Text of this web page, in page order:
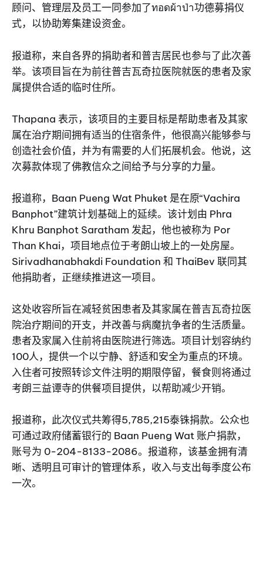
顾问、管理层及员工一同参加了ทอดผ้าป่า功德募捐仪
式，以协助筹集建设资金。
报道称，来自各界的捐助者和普吉居民也参与了此次善
举。该项目旨在为前往普吉瓦奇拉医院就医的患者及家
属提供合适的临时住所。
Thapana 表示，该项目的主要目标是帮助患者及其家
属在治疗期间拥有适当的住宿条件，他很高兴能够参与
创造社会价值，并为有需要的人们拓展机会。他说，这
次募款体现了佛教信众之间给予与分享的力量。
报道称，Baan Pueng Wat Phuket 是在原“Vachira
Banphot”建筑计划基础上的延续。该计划由 Phra
Khru Banphot Saratham 发起，他也被称为 Por
Than Khai，项目地点位于考朗山坡上的一处房屋。
Sirivadhanabhakdi Foundation 和 ThaiBev 联同其
他捐助者，正继续推进这一项目。
这处收容所旨在减轻贫困患者及其家属在普吉瓦奇拉医
院治疗期间的开支，并改善与病魔抗争者的生活质量。
患者及家属入住前将由医院进行筛选。项目计划容纳约
100人，提供一个以宁静、舒适和安全为重点的环境。
入住者可按照转诊文件注明的期限停留，餐食则将通过
考朗三益谭寺的供餐项目提供，以帮助减少开销。
报道称，此次仪式共筹得5,785,215泰铢捐款。公众也
可通过政府储蓄银行的 Baan Pueng Wat 账户捐款，
账号为 0-204-8133-2086。报道称，该基金拥有清
晰、透明且可审计的管理体系，收入与支出每季度公布
一次。